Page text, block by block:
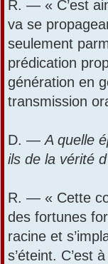
R. — « C’est
va se
seulement
prédication
génération en
transmission
D. —A quelle
ils de la vérité
R. — « Cette
des fortunes
racine et
s’éteint. C’est